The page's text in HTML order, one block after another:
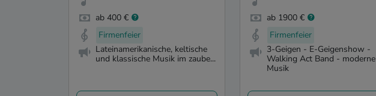
ab 400 €
Firmenfeier
Lateinamerikanische, keltische
und klassische Musik im zaube...
ab 1900 €
Firmenfeier
3-Geigen - E-Geigenshow -
Walking Act Band - moderne
Musik